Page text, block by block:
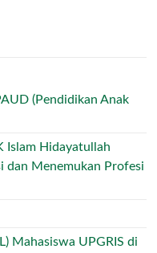
(Pendidikan Anak
Islam Hidayatullah
dan Menemukan Profesi
Mahasiswa UPGRIS di